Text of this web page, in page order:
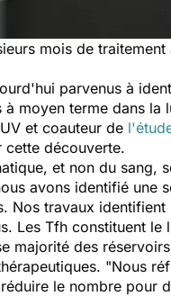
mois de
parvenus à
moyen terme dans la
et coauteur de
cette découverte.
et non du sang,
avons identifié une
travaux
Les Tfh constituent
majorité des
"Nous
le nombre pour